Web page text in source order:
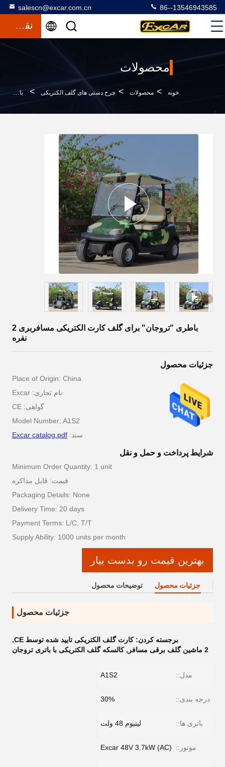
salescn@excar.com.cn 86--13546943585
نقل قول
محصولات
خونه > محصولات > چرخ دستی های گلف الکتریکی > باطری "تروجان" برای گلف کارت الکتریکی مسافربری 2 نفره
باطری "تروجان" برای گلف کارت الکتریکی مسافربری 2
نفره
جزئیات محصول
Place of Origin: China
نام تجاری: Excar
گواهی: CE
Model Number: A1S2
سند: Excar catalog.pdf
شرایط پرداخت و حمل و نقل
Minimum Order Quantity: 1 unit
قیمت: قابل مذاکره
Packaging Details: None
Delivery Time: 20 days
Payment Terms: L/C, T/T
Supply Ability: 1000 units per month
بهترین قیمت رو بدست بیار
جزئیات محصول توضیحات محصول
جزئیات محصول
برجسته کردن:کارت گلف الکتریکی تایید شده توسط CE
,
2 ماشین گلف برقی مسافر
,کالسکه گلف الکتریکی با باتری تروجان
مدل:: A1S2
درجه بندی:: 30%
باتری ها:: لیتیوم 48 ولت
موتور:: Excar 48V 3.7kW (AC)